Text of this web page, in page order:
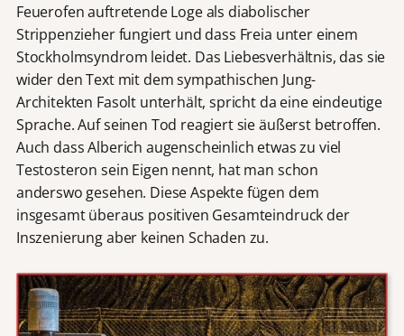
Feuerofen auftretende Loge als diabolischer
Strippenzieher fungiert und dass Freia unter einem
Stockholmsyndrom leidet. Das Liebesverhältnis, das sie
wider den Text mit dem sympathischen Jung-
Architekten Fasolt unterhält, spricht da eine eindeutige
Sprache. Auf seinen Tod reagiert sie äußerst betroffen.
Auch dass Alberich augenscheinlich etwas zu viel
Testosteron sein Eigen nennt, hat man schon
anderswo gesehen. Diese Aspekte fügen dem
insgesamt überaus positiven Gesamteindruck der
Inszenierung aber keinen Schaden zu.